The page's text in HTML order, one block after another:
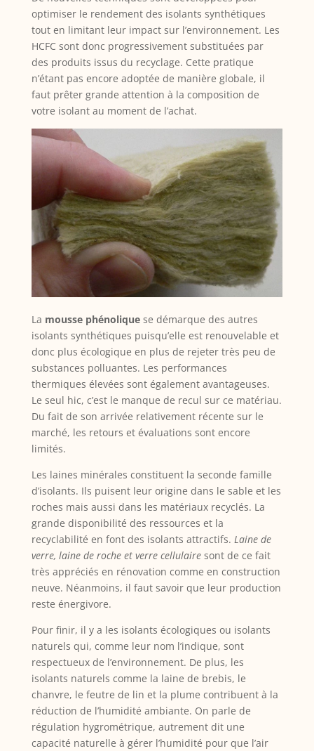
optimiser le rendement des isolants synthétiques
tout en limitant leur impact sur l’environnement. Les
HCFC sont donc progressivement substituées par
des produits issus du recyclage. Cette pratique
n’étant pas encore adoptée de manière globale, il
faut prêter grande attention à la composition de
votre isolant au moment de l’achat.
La mousse phénoliquese démarque des autres
isolants synthétiques puisqu’elle est renouvelable et
donc plus écologique en plus de rejeter très peu de
substances polluantes. Les performances
thermiques élevées sont également avantageuses.
Le seul hic, c’est le manque de recul sur ce matériau.
Du fait de son arrivée relativement récente sur le
marché, les retours et évaluations sont encore
limités.
Les laines minérales constituent la seconde famille
d’isolants. Ils puisent leur origine dans le sable et les
roches mais aussi dans les matériaux recyclés. La
grande disponibilité des ressources et la
recyclabilité en font des isolants attractifs. Laine de
verre, laine de roche et verre cellulairesont de ce fait
très appréciés en rénovation comme en construction
neuve. Néanmoins, il faut savoir que leur production
reste énergivore.
Pour finir, il y a les isolants écologiques ou isolants
naturels qui, comme leur nom l’indique, sont
respectueux de l’environnement. De plus, les
isolants naturels comme la laine de brebis, le
chanvre, le feutre de lin et la plume contribuent à la
réduction de l’humidité ambiante. On parle de
régulation hygrométrique, autrement dit une
capacité naturelle à gérer l’humidité pour que l’air